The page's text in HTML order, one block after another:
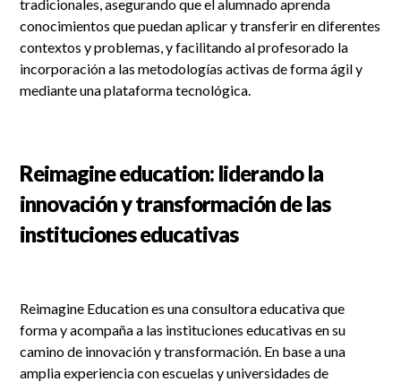
tradicionales, asegurando que el alumnado aprenda
conocimientos que puedan aplicar y transferir en diferentes
contextos y problemas, y facilitando al profesorado la
incorporación a las metodologías activas de forma ágil y
mediante una plataforma tecnológica.
Reimagine education: liderando la
innovación y transformación de las
instituciones educativas
Reimagine Education es una consultora educativa que
forma y acompaña a las instituciones educativas en su
camino de innovación y transformación. En base a una
amplia experiencia con escuelas y universidades de